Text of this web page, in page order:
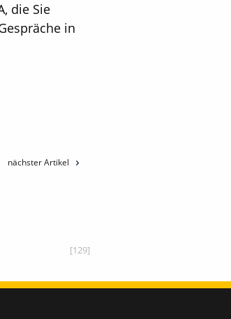
die Sie
in
nächster Artikel
[129]